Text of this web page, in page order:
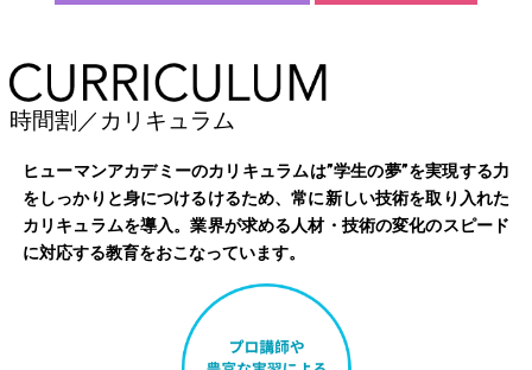
時間割／カリキュラム
ヒューマンアカデミーのカリキュラムは”学生の夢”を実現する力
をしっかりと身につけるけるため、常に新しい技術を取り入れた
カリキュラムを導入。業界が求める人材・技術の変化のスピード
に対応する教育をおこなっています。